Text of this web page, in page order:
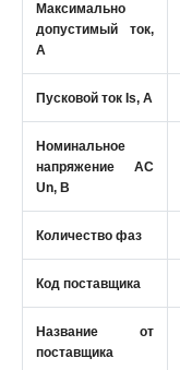
Максимально
допустимый ток,
А
Пусковой ток Is, А
Номинальное
напряжение АС
Un, В
Количество фаз
Код поставщика
Название от
поставщика